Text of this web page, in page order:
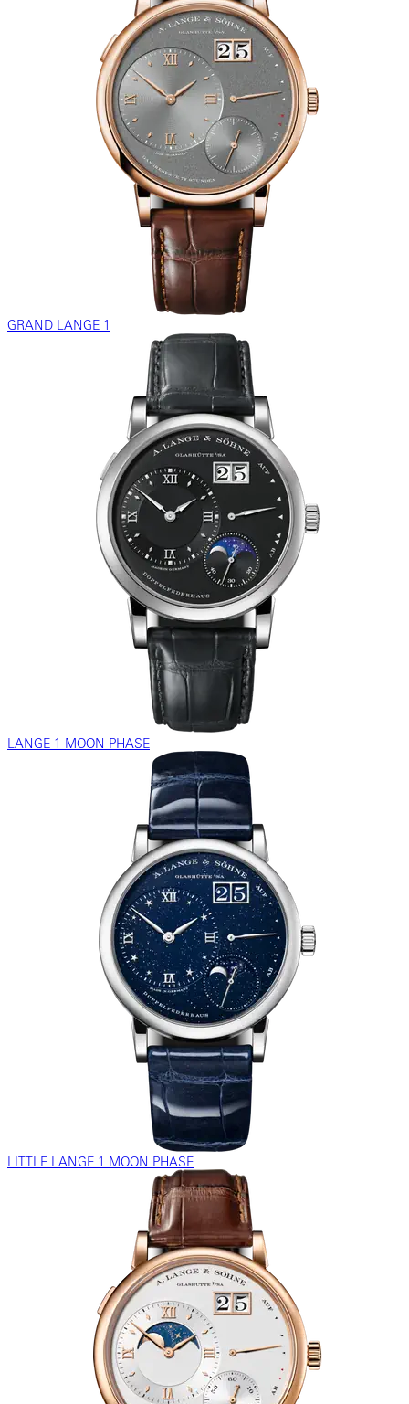
GRAND LANGE 1
LANGE 1 MOON PHASE
LITTLE LANGE 1 MOON PHASE